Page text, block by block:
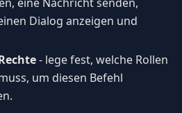
Dialog anzeigen und
- lege fest, welche Rollen
um diesen Befehl